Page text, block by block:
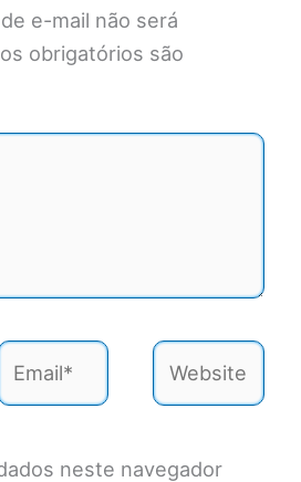
e-mail não será
obrigatórios são
Website
neste navegador